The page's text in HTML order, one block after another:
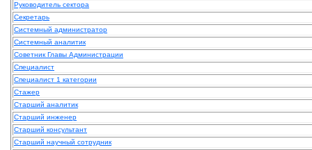
Руководитель сектора
Секретарь
Системный администратор
Системный аналитик
Советник Главы Администрации
Специалист
Специалист 1 категории
Стажер
Старший аналитик
Старший инженер
Старший консультант
Старший научный сотрудник